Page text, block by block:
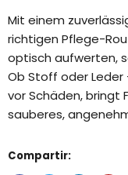
Mit einem
richtigen Pflege-
optisch aufwerten,
Ob Stoff oder
vor Schäden, bringt
sauberes,
Compartir: